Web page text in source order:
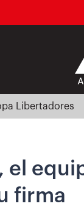
Libertadores
firma